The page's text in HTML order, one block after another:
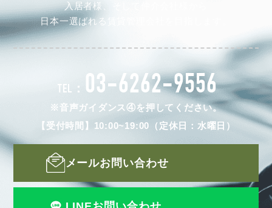
入居者様、そして仲介会社様から
日本一選ばれる賃貸管理会社を目指します。
TEL： 03-6262-9556
※音声ガイダンス④を押してください。
【受付時間】10:00~19:00（定休日：水曜日）
メールお問い合わせ